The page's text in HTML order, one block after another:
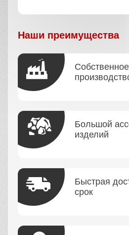
Наши преимущества
Собственное
Большой
изделий
Быстрая
срок